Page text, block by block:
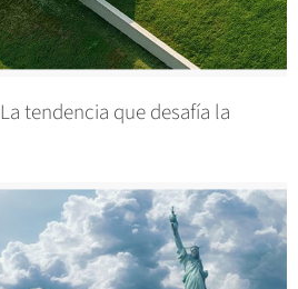
La tendencia que desafía la